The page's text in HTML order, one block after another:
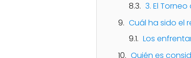
3. El
Cuál ha sido el
Los
Quién es